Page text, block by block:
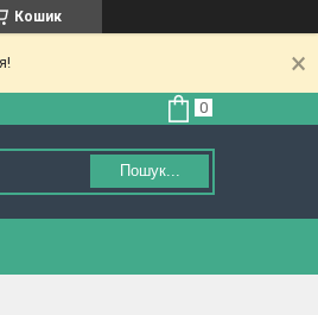
Кошик
Пошук...